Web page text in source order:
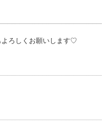
ろしくお願いします♡